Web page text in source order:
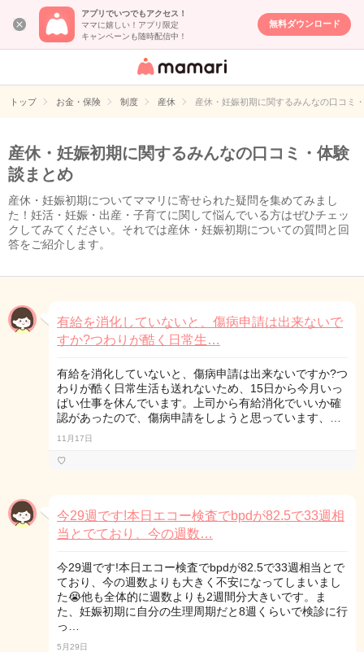
アプリでいつでもアクセス！
ママに嬉しい！アプリ限定
キャンペーンも随時配信中！
無料ダウンロード
女性専用匿名QA
イト
トップ お金・保険 制度 産休 産休・妊娠初期に関するみんなの口コミ
産休・妊娠初期に関するみんなの口コミ・体験
談まとめ
産休・妊娠初期についてママリに寄せられた疑問を集めてみまし
た！妊活・妊娠・出産・子育てに関して悩んでいる方はぜひチェッ
クしてみてください。それでは産休・妊娠初期についての質問と回
答をご紹介します。
有給を消化していないと、傷病申請は出来ないで
すか?つわりが酷く日常生…
有給を消化していないと、傷病申請は出来ないですか?つ
わりが酷く日常生活も送れないため、15日から今月いっ
ぱい仕事を休んでいます。上司から有給消化でいいか確
認があったので、傷病申請をしようと思っています、…
11月17日
♡
今29週です!本日エコー検査でbpdが82.5で33週相
当とでており、今の週数…
今29週です!本日エコー検査でbpdが82.5で33週相当とで
ており、今の週数よりも大きく不安になってしまいまし
た😭他も全体的に週数よりも2週間分大きいです。ま
た、妊娠初期に自分の生理周期だと8週くらいで検診に行
っ…
5月29日